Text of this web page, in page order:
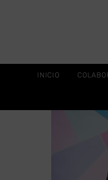
INICIO